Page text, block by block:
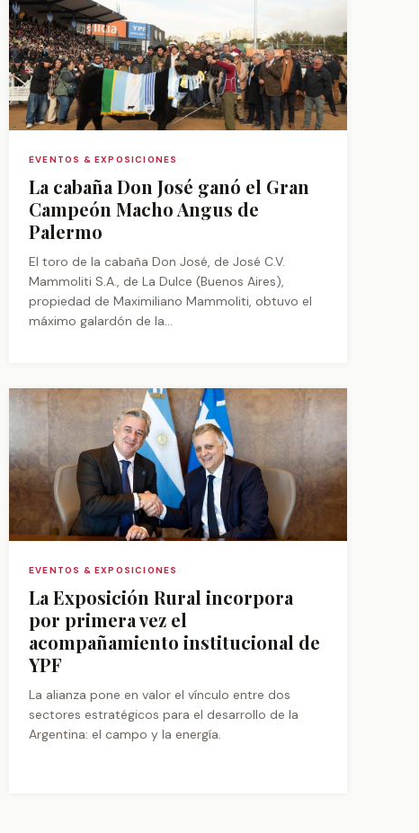
EVENTOS & EXPOSICIONES
La cabaña Don José ganó el Gran
Campeón Macho Angus de
Palermo
El toro de la cabaña Don José, de José C.V.
Mammoliti S.A., de La Dulce (Buenos Aires),
propiedad de Maximiliano Mammoliti, obtuvo el
máximo galardón de la...
EVENTOS & EXPOSICIONES
La Exposición Rural incorpora
por primera vez el
acompañamiento institucional de
YPF
La alianza pone en valor el vínculo entre dos
sectores estratégicos para el desarrollo de la
Argentina: el campo y la energía.